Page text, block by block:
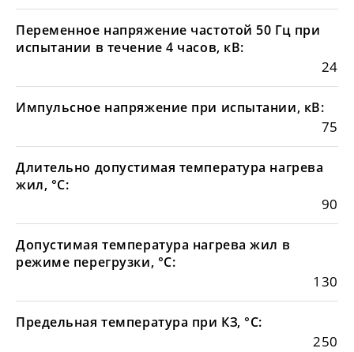
Переменное напряжение частотой 50 Гц при
испытании в течение 4 часов, кВ:
24
Импульсное напряжение при испытании, кВ:
75
Длительно допустимая температура нагрева
жил, °С:
90
Допустимая температура нагрева жил в
режиме перегрузки, °С:
130
Предельная температура при КЗ, °С:
250